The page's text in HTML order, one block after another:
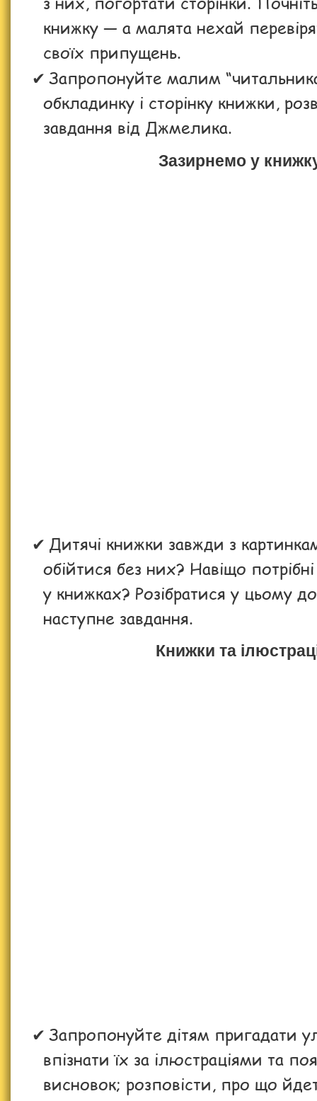
книжку — а малята нехай
своїх припущень.
Запропонуйте малим
обкладинку і сторінку книжки,
завдання від Джмелика.
Зазирнемо у
Дитячі книжки завжди з
обійтися без них? Навіщо потрібні
у книжках? Розібратися у цьому
наступне завдання.
Книжки та
Запропонуйте дітям пригадати
впізнати їх за ілюстраціями та
висновок; розповісти, про що